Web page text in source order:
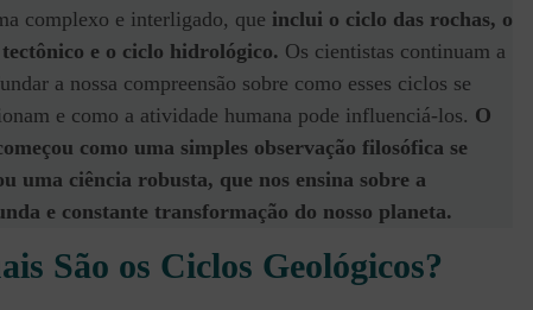
complexo e interligado, que inclui o ciclo das rochas, o
e o ciclo hidrológico. Os cientistas continuam a
a nossa compreensão sobre como esses ciclos se
e como a atividade humana pode influenciá-los. O
como uma simples observação filosófica se
uma ciência robusta, que nos ensina sobre a
e constante transformação do nosso planeta.
São os Ciclos Geológicos?